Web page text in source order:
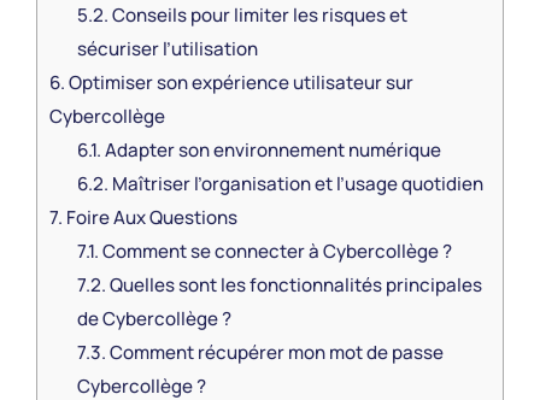
5.2.Conseils pour limiter les risques et
sécuriser l’utilisation
6.Optimiser son expérience utilisateur sur
Cybercollège
6.1.Adapter son environnement numérique
6.2. Maîtriser l’organisation et l’usage quotidien
7. Foire Aux Questions
7.1.Comment se connecter à Cybercollège ?
7.2.Quelles sont les fonctionnalités principales
de Cybercollège ?
7.3.Comment récupérer mon mot de passe
Cybercollège ?